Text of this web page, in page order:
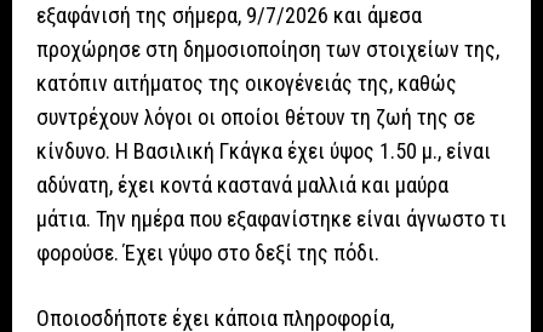
εξαφάνισή της σήμερα, 9/7/2026 και άμεσα
προχώρησε στη δημοσιοποίηση των στοιχείων της,
κατόπιν αιτήματος της οικογένειάς της, καθώς
συντρέχουν λόγοι οι οποίοι θέτουν τη ζωή της σε
κίνδυνο. Η Βασιλική Γκάγκα έχει ύψος 1.50 μ., είναι
αδύνατη, έχει κοντά καστανά μαλλιά και μαύρα
μάτια. Την ημέρα που εξαφανίστηκε είναι άγνωστο τι
φορούσε. Έχει γύψο στο δεξί της πόδι.
Οποιοσδήποτε έχει κάποια πληροφορία,